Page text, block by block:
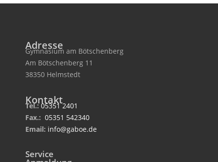
Adresse
Gymnasium am Bötschenberg
Am Bötschenberg 11
38350 Helmstedt
Kontakt
Tel.:05351 2401
Fax.:05351 542340
Email: info@gaboe.de
Service